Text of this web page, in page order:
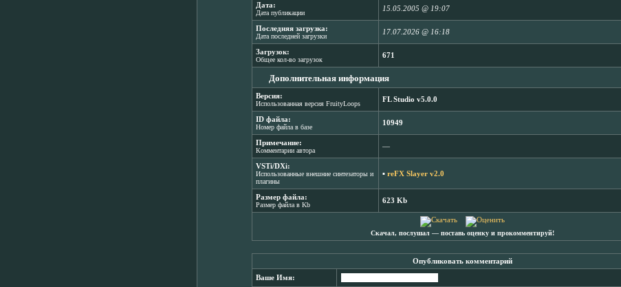
Дата:
Дата публикации
15.05.2005 @ 19:07
Последняя загрузка:
Дата последней загрузки
17.07.2026 @ 16:18
Загрузок:
Общее кол-во загрузок
671
Дополнительная информация
Версия:
Использованная версия FruityLoops
FL Studio v5.0.0
ID файла:
Номер файла в базе
10949
Примечание:
Комментарии автора
―
VSTi/DXi:
Использованные внешние синтезаторы и
плагины
▪ reFX Slayer v2.0
Размер файла:
Размер файла в Kb
623 Kb
Скачал, послушал ― поставь оценку и прокомментируй!
Опубликовать комментарий
Ваше Имя: